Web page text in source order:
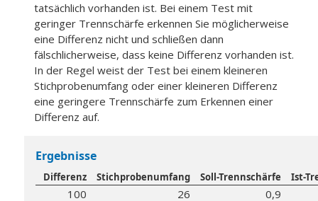
tatsächlich vorhanden ist. Bei einem Test mit
geringer Trennschärfe erkennen Sie möglicherweise
eine Differenz nicht und schließen dann
fälschlicherweise, dass keine Differenz vorhanden ist.
In der Regel weist der Test bei einem kleineren
Stichprobenumfang oder einer kleineren Differenz
eine geringere Trennschärfe zum Erkennen einer
Differenz auf.
Ergebnisse
Differenz Stichprobenumfang Soll-Trennschärfe Ist-
100 26 0,9